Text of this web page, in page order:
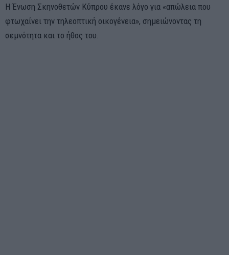
Η Ένωση Σκηνοθετών Κύπρου έκανε λόγο για «απώλεια που
φτωχαίνει την τηλεοπτική οικογένεια», σημειώνοντας τη
σεμνότητα και το ήθος του.